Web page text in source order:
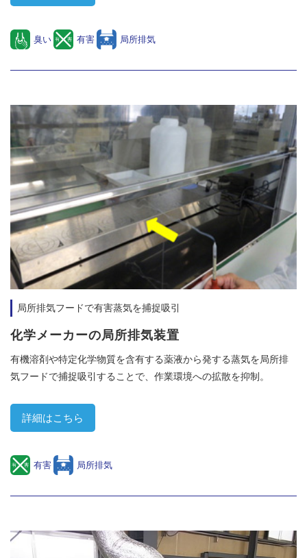
臭い 有害 局所排気
局所排気フードで有害蒸気を捕捉吸引
化学メーカーの局所排気装置
有機溶剤や特定化学物質を含有する薬液から発する蒸気を局所排
気フードで捕捉吸引することで、作業環境への拡散を抑制。
詳細はこちら
有害 局所排気